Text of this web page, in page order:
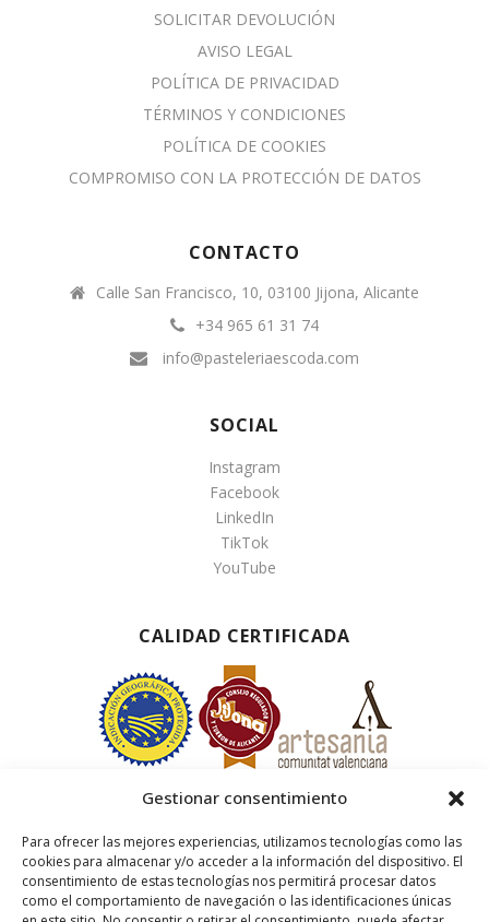
Gestionar consentimiento
Para ofrecer las mejores experiencias, utilizamos tecnologías como las
cookies para almacenar y/o acceder a la información del dispositivo. El
consentimiento de estas tecnologías nos permitirá procesar datos
como el comportamiento de navegación o las identificaciones únicas
SOLICITAR DEVOLUCIÓN
AVISO LEGAL
POLÍTICA DE PRIVACIDAD
TÉRMINOS Y CONDICIONES
POLÍTICA DE COOKIES
COMPROMISO CON LA PROTECCIÓN DE DATOS
CONTACTO
Calle San Francisco, 10, 03100 Jijona, Alicante
+34 965 61 31 74
info@pasteleriaescoda.com
SOCIAL
Instagram
Facebook
LinkedIn
TikTok
YouTube
CALIDAD CERTIFICADA